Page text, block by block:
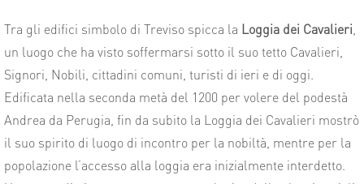
Tra gli edifici simbolo di Treviso spicca la Loggia dei Cavalieri
un luogo che ha visto soffermarsi sotto il suo tetto Cavalieri,
Signori, Nobili, cittadini comuni, turisti di ieri e di oggi.
Edificata nella seconda metà del 1200 per volere del podestà
Andrea da Perugia, fin da subito la Loggia dei Cavalieri mostrò
il suo spirito di luogo di incontro per la nobiltà, mentre per la
popolazione l’accesso alla loggia era inizialmente interdetto.